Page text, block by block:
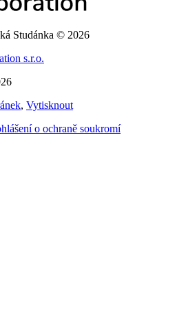
Studánka © 2026
s.r.o.
, Vytisknout
o ochraně soukromí